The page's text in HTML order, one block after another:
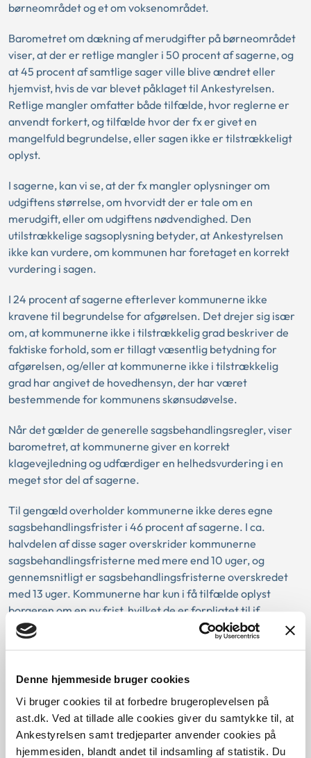
Denne hjemmeside bruger cookies
Vi bruger cookies til at forbedre brugeroplevelsen på
ast.dk. Ved at tillade alle cookies giver du samtykke til, at
Ankestyrelsen samt tredjeparter anvender cookies på
hjemmesiden, blandt andet til indsamling af statistik. Du
børneområdet og et om voksenområdet.
Barometret om dækning af merudgifter på børneområdet
viser, at der er retlige mangler i 50 procent af sagerne, og
at 45 procent af samtlige sager ville blive ændret eller
hjemvist, hvis de var blevet påklaget til Ankestyrelsen.
Retlige mangler omfatter både tilfælde, hvor reglerne er
anvendt forkert, og tilfælde hvor der fx er givet en
mangelfuld begrundelse, eller sagen ikke er tilstrækkeligt
oplyst.
I sagerne, kan vi se, at der fx mangler oplysninger om
udgiftens størrelse, om hvorvidt der er tale om en
merudgift, eller om udgiftens nødvendighed. Den
utilstrækkelige sagsoplysning betyder, at Ankestyrelsen
ikke kan vurdere, om kommunen har foretaget en korrekt
vurdering i sagen.
I 24 procent af sagerne efterlever kommunerne ikke
kravene til begrundelse for afgørelsen. Det drejer sig især
om, at kommunerne ikke i tilstrækkelig grad beskriver de
faktiske forhold, som er tillagt væsentlig betydning for
afgørelsen, og/eller at kommunerne ikke i tilstrækkelig
grad har angivet de hovedhensyn, der har været
bestemmende for kommunens skønsudøvelse.
Når det gælder de generelle sagsbehandlingsregler, viser
barometret, at kommunerne giver en korrekt
klagevejledning og udfærdiger en helhedsvurdering i en
meget stor del af sagerne.
Til gengæld overholder kommunerne ikke deres egne
sagsbehandlingsfrister i 46 procent af sagerne. I ca.
halvdelen af disse sager overskrider kommunerne
sagsbehandlingsfristerne med mere end 10 uger, og
gennemsnitligt er sagsbehandlingsfristerne overskredet
med 13 uger. Kommunerne har kun i få tilfælde oplyst
borgeren om en ny frist, hvilket de er forpligtet til jf.
retssikkerhedsloven §3, stk. 2.
af 385 sager fra alle landets kommuner, som ikke er
afgørelser om bevilling af og afslag på merudgifter.
Læs undersøgelsen